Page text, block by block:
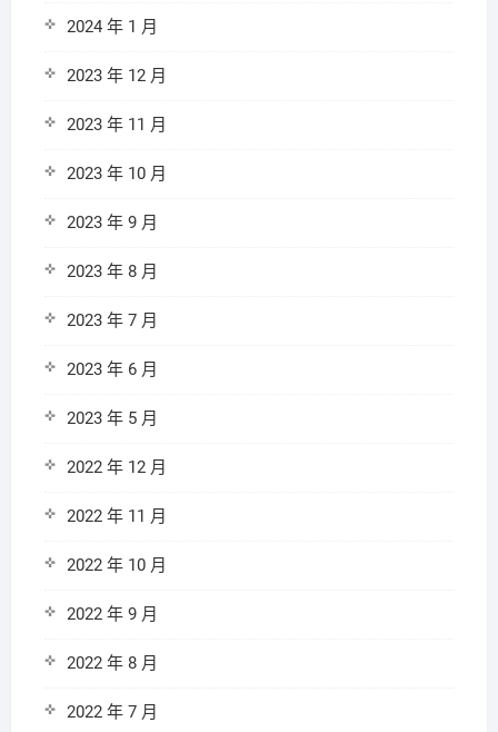
2024 年 1 月
2023 年 12 月
2023 年 11 月
2023 年 10 月
2023 年 9 月
2023 年 8 月
2023 年 7 月
2023 年 6 月
2023 年 5 月
2022 年 12 月
2022 年 11 月
2022 年 10 月
2022 年 9 月
2022 年 8 月
2022 年 7 月